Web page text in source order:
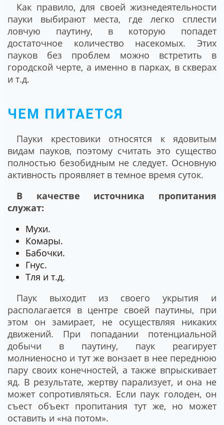
Как правило, для своей жизнедеятельности
пауки выбирают места, где легко сплести
ловчую паутину, в которую попадет
достаточное количество насекомых. Этих
пауков без проблем можно встретить в
городской черте, а именно в парках, в скверах
и т.д.
ЧЕМ ПИТАЕТСЯ
Пауки крестовики относятся к ядовитым
видам пауков, поэтому считать это существо
полностью безобидным не следует. Основную
активность проявляет в темное время суток.
В качестве источника пропитания
служат:
Мухи.
Комары.
Бабочки.
Гнус.
Тля и т.д.
Паук выходит из своего укрытия и
располагается в центре своей паутины, при
этом он замирает, не осуществляя никаких
движений. При попадании потенциальной
добычи в паутину, паук реагирует
молниеносно и тут же вонзает в нее переднюю
пару своих конечностей, а также впрыскивает
яд. В результате, жертву парализует, и она не
может сопротивляться. Если паук голоден, он
съест объект пропитания тут же, но может
оставить и «на потом».